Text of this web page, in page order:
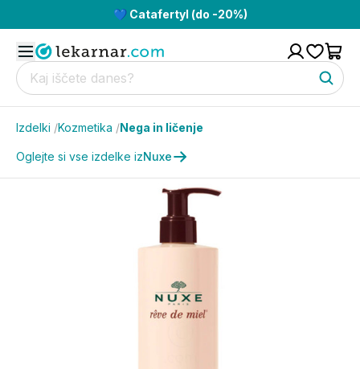
💙 Catafertyl (do -20%)
Izdelki /Kozmetika /Nega in ličenje
Oglejte si vse izdelke izNuxe